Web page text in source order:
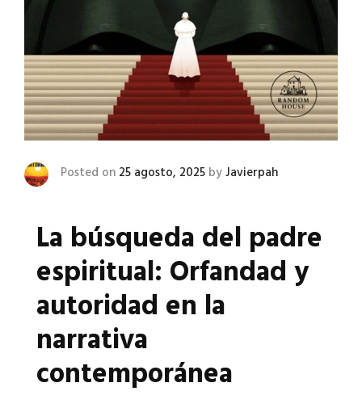
Posted on 25 agosto, 2025 byJavierpah
La búsqueda del padre
espiritual: Orfandad y
autoridad en la
narrativa
contemporánea